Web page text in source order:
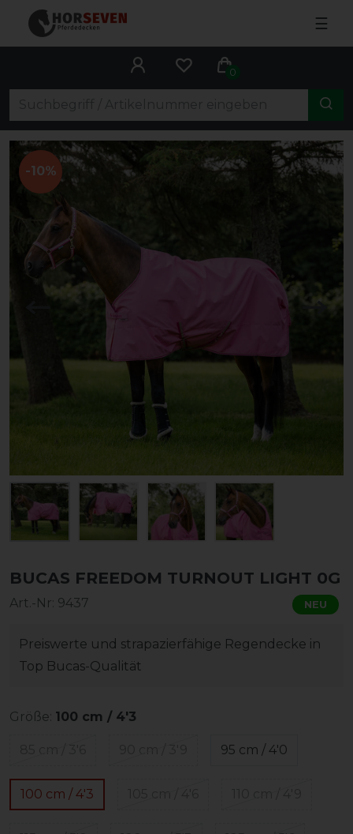
☰
0
-10%
BUCAS FREEDOM TURNOUT LIGHT 0G
Art.-Nr: 9437 NEU
Preiswerte und strapazierfähige Regendecke in
Top Bucas-Qualität
Größe: 100 cm / 4'3
95 cm / 4'0
100 cm / 4'3